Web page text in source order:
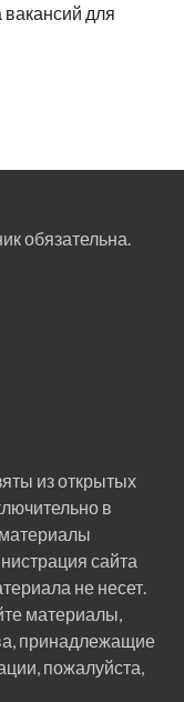
вакансий для
обязательна.
из открытых
в
сайта
не несет.
материалы,
принадлежащие
пожалуйста,